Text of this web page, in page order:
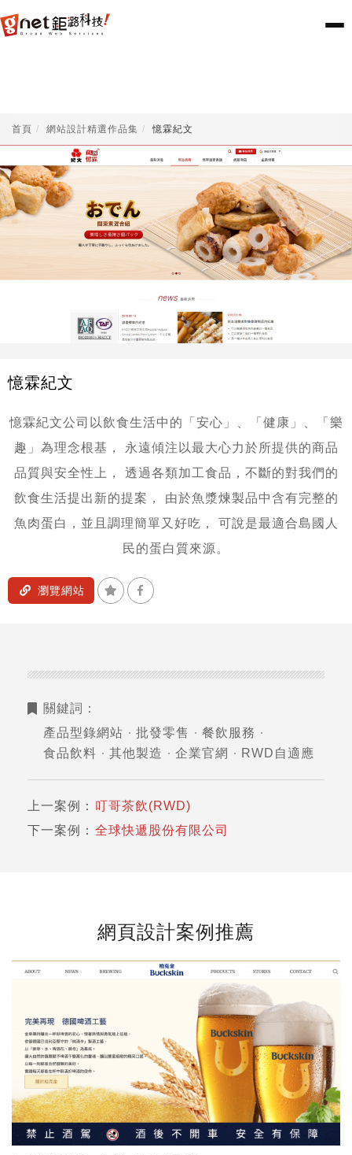
首頁 網站設計精選作品集 憶霖紀文
憶霖紀文
憶霖紀文公司以飲食生活中的「安心」、「健康」、「樂
趣」為理念根基，
永遠傾注以最大心力於所提供的商品
品質與安全性上，
透過各類加工食品，不斷的對我們的
飲食生活提出新的提案，
由於魚漿煉製品中含有完整的
魚肉蛋白，並且調理簡單又好吃，
可說是最適合島國人
民的蛋白質來源。
瀏覽網站
關鍵詞：
產品型錄網站
批發零售
餐飲服務
食品飲料
其他製造 企業官網 RWD自適應
上一案例： 叮哥茶飲(RWD)
下一案例： 全球快遞股份有限公司
網頁設計案例推薦